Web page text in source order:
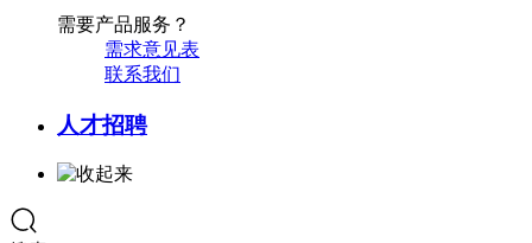
需要产品服务？
需求意见表
联系我们
人才招聘